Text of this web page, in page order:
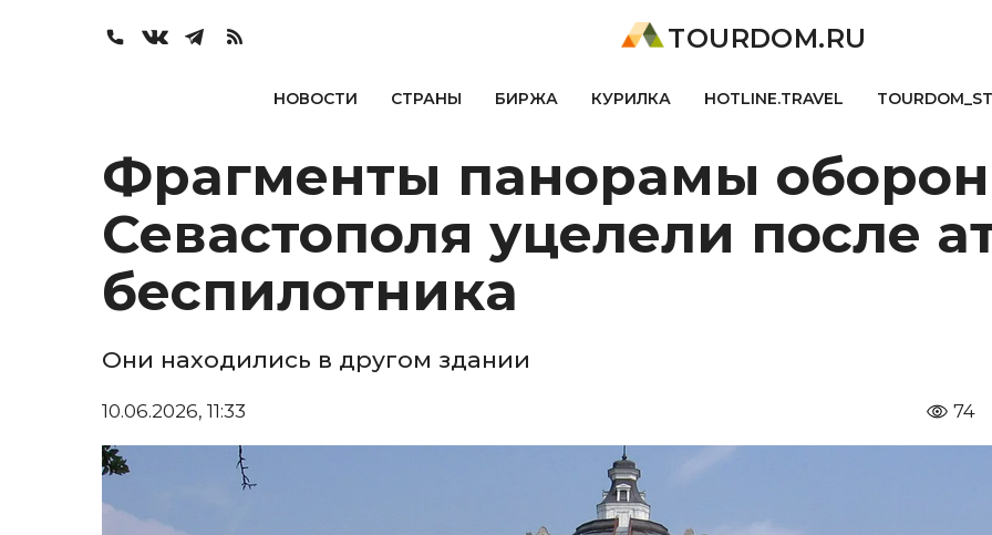
TOURDOM.RU
НОВОСТИ СТРАНЫ БИРЖА КУРИЛКА HOTLINE.TRAVEL
Фрагменты панорамы
Севастополя уцелели после
беспилотника
Они находились в другом здании
10.06.2026, 11:33 74